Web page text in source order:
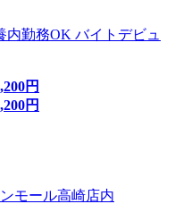
勤務OK バイトデビュ
円
円
モール高崎店内